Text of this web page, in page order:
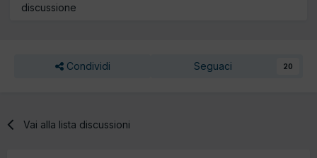
discussione
Condividi Seguaci 20
Vai alla lista discussioni